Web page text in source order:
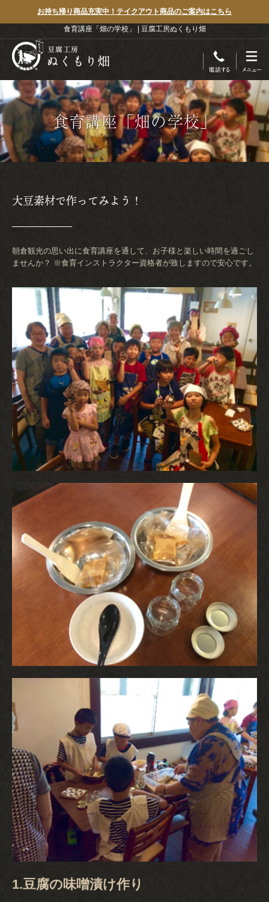
お持ち帰り商品充実中！テイクアウト商品のご案内はこちら
食育講座「畑の学校」 | 豆腐工房ぬくもり畑
食育講座「畑の学校」
大豆素材で作ってみよう！
朝倉観光の思い出に食育講座を通して、お子様と楽しい時間を過ごし
ませんか？ ※食育インストラクター資格者が致しますので安心です。
1.豆腐の味噌漬け作り